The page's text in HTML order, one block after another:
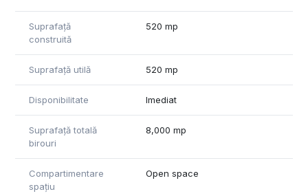
investițiile necesare pentru eventuale dotări suplimentare,
precum și de durata contractului de închiriere si alte
negocieri.
Suprafață
construită
520 mp
Suprafață utilă 520 mp
Disponibilitate Imediat
Suprafață totală
birouri
8,000 mp
Compartimentare
spațiu
Open space